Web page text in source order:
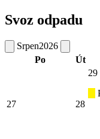
Svoz odpadu
Srpen2026
Po
Út
27 28
29